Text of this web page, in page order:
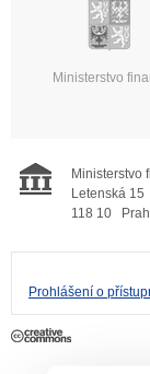
Ministerstvo
Ministerstvo
Letenská 15
118 10
Prohlášení o